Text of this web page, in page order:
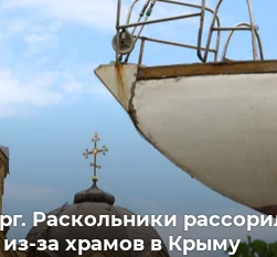
Раскольники
за храмов в Крыму